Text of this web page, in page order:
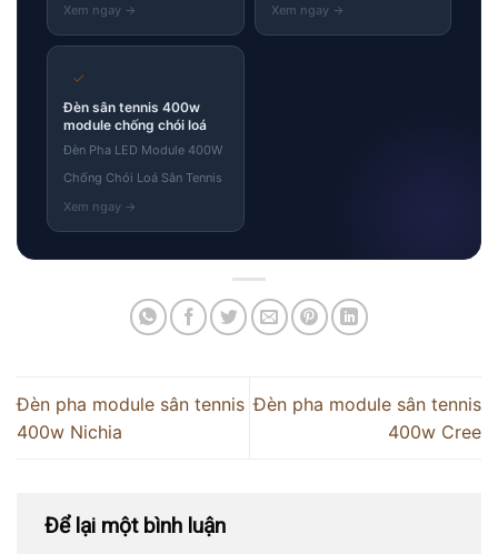
✓
Đèn sân tennis 400w
module chống chói loá
Đèn Pha LED Module 400W
Chống Chói Loá Sân Tennis
Đèn pha module sân tennis
400w Nichia
Đèn pha module sân tennis
400w Cree
Để lại một bình luận